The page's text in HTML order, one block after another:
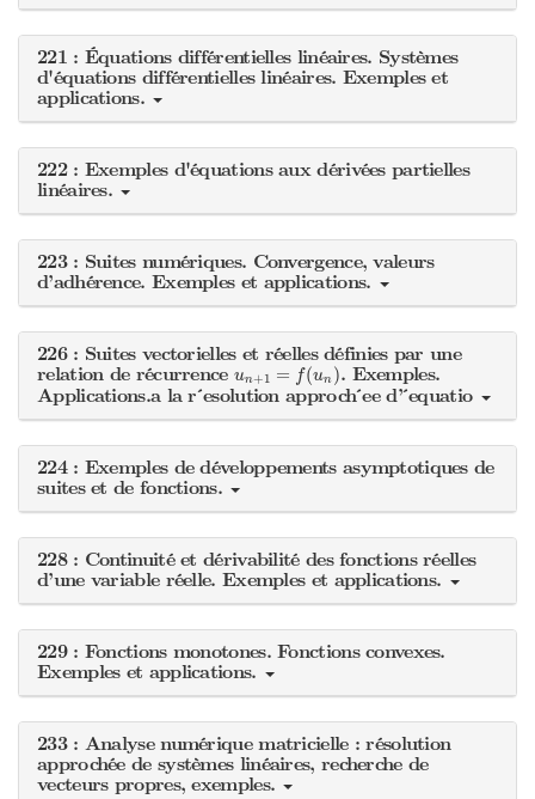
221 : Équations différentielles linéaires. Systèmes
d'équations différentielles linéaires. Exemples et
applications.
222 : Exemples d'équations aux dérivées partielles
linéaires.
223 : Suites numériques. Convergence, valeurs
d’adhérence. Exemples et applications.
226 : Suites vectorielles et réelles définies par une
relation de récurrence un+1 = f(un )
un+1=f(un) . Exemples.
Applications.a la r ́esolution approch ́ee d’ ́equatio
224 : Exemples de développements asymptotiques de
suites et de fonctions.
228 : Continuité et dérivabilité des fonctions réelles
d’une variable réelle. Exemples et applications.
229 : Fonctions monotones. Fonctions convexes.
Exemples et applications.
233 : Analyse numérique matricielle : résolution
approchée de systèmes linéaires, recherche de
vecteurs propres, exemples.